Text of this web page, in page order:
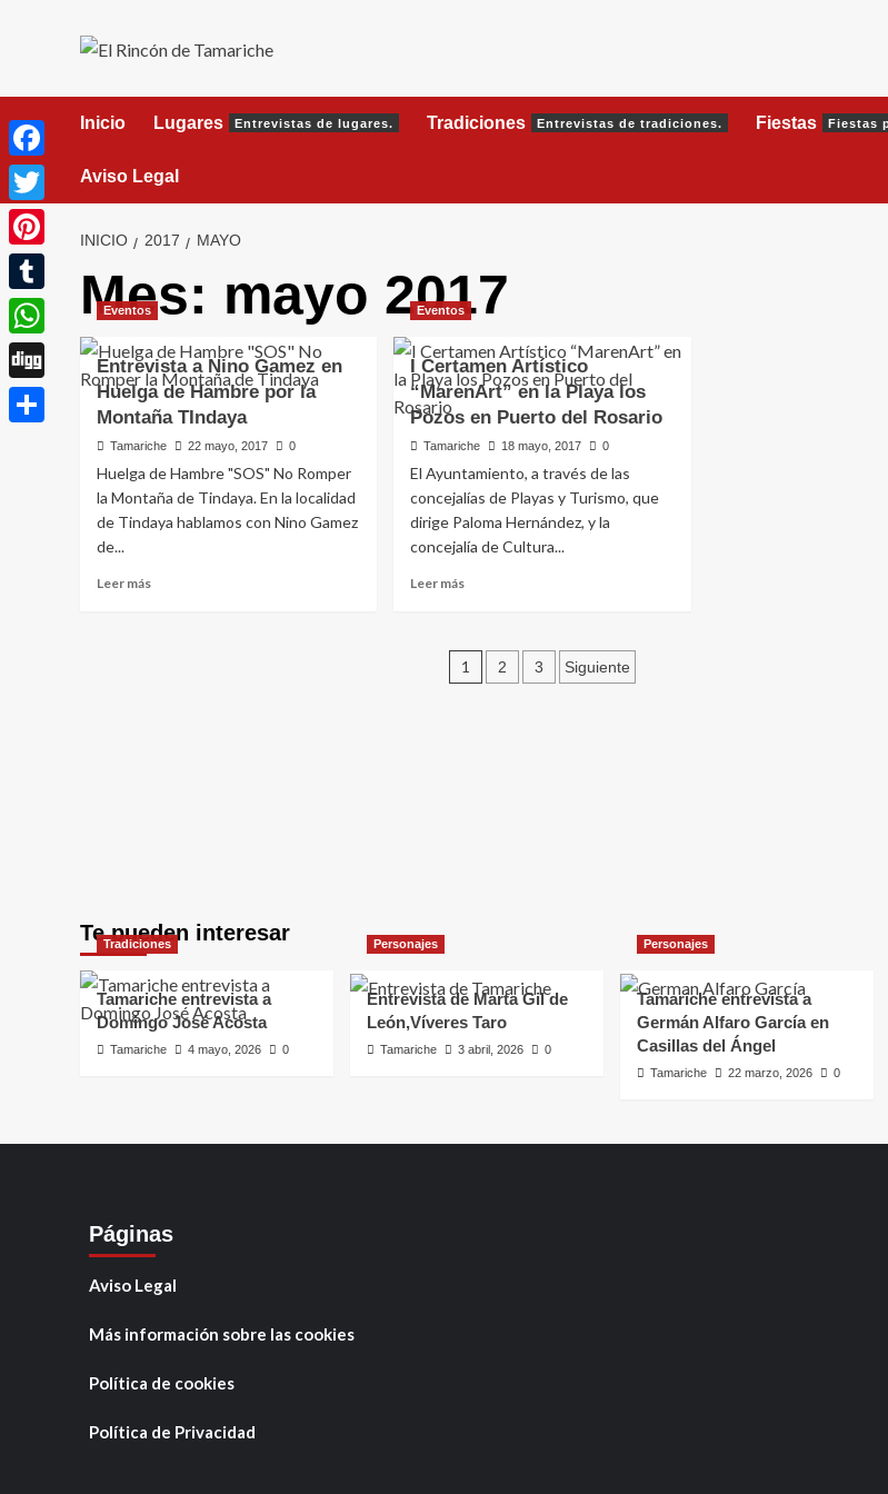
Inicio Lugares Entrevistas de lugares. Tradiciones Entrevistas de tradiciones. Fiestas Fiestas
Aviso Legal
INICIO 2017 MAYO
Mes: mayo 2017
Eventos
Entrevista a Nino Gamez en
Huelga de Hambre por la
Montaña TIndaya
Tamariche 22 mayo, 2017 0
Huelga de Hambre "SOS" No Romper
la Montaña de Tindaya. En la localidad
de Tindaya hablamos con Nino Gamez
de...
Leer más
Eventos
I Certamen Artístico
“MarenArt” en la Playa los
Pozos en Puerto del Rosario
Tamariche 18 mayo, 2017 0
El Ayuntamiento, a través de las
concejalías de Playas y Turismo, que
dirige Paloma Hernández, y la
concejalía de Cultura...
Leer más
Certamen
Artístico
Paginación
1 2 3 Siguiente
Te pueden interesar
Tradiciones
Tamariche entrevista a
Domingo José Acosta
Tamariche 4 mayo, 2026 0
Personajes
Entrevista de Marta Gil de
León,Víveres Taro
Tamariche 3 abril, 2026 0
Personajes
Tamariche entrevista a
Germán Alfaro García en
Casillas del Ángel
Tamariche 22 marzo, 2026 0
Páginas
Aviso Legal
Más información sobre las cookies
Política de cookies
Política de Privacidad
Facebook
Twitter
Pinterest
Tumblr
WhatsApp
Digg